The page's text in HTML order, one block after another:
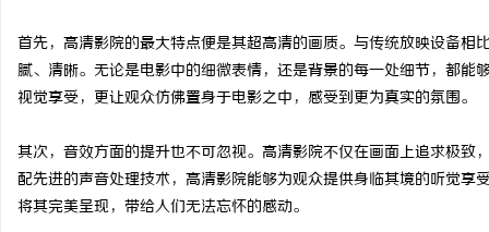
首先，高清影院的最大特点便是其超高清的画质。与传统放映设备
腻、清晰。无论是电影中的细微表情，还是背景的每一处细节，都
视觉享受，更让观众仿佛置身于电影之中，感受到更为真实的氛围。
其次，音效方面的提升也不可忽视。高清影院不仅在画面上追求极
配先进的声音处理技术，高清影院能够为观众提供身临其境的听觉
将其完美呈现，带给人们无法忘怀的感动。